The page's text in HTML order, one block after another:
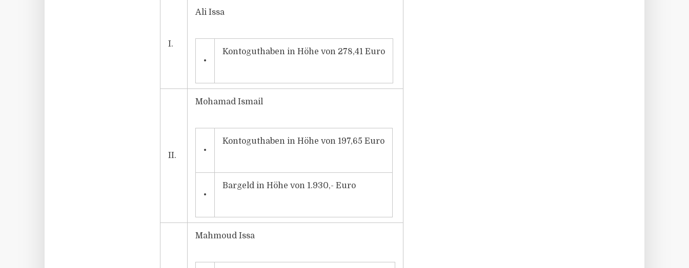
I.
Ali Issa
•
Kontoguthaben in Höhe von 278,41 Euro
II.
Mohamad Ismail
•
Kontoguthaben in Höhe von 197,65 Euro
•
Bargeld in Höhe von 1.930,- Euro
Mahmoud Issa